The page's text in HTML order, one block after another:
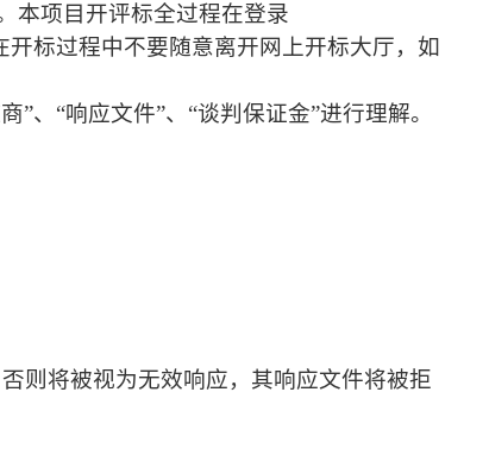
本项目开评标全过程在登录
开标过程中不要随意离开网上开标大厅，如
、“响应文件”、“谈判保证金”进行理解。
则将被视为无效响应，其响应文件将被拒